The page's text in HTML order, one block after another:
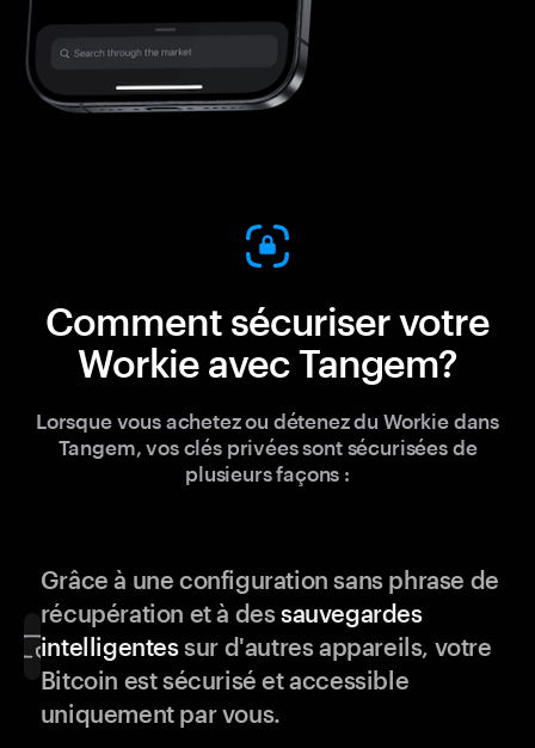
Comment sécuriser votre
Workie avec Tangem?
Lorsque vous achetez ou détenez du Workie dans
Tangem, vos clés privées sont sécurisées de
plusieurs façons :
Grâce à une configuration sans phrase de
récupération et à dessauvegardes
intelligentessur d'autres appareils, votre
Bitcoin est sécurisé et accessible
uniquement par vous.